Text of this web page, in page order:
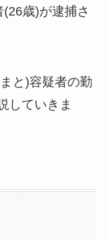
歳)が逮捕さ
と)容疑者の勤
していきま